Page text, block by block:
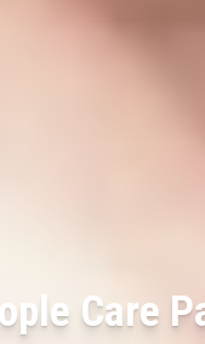
Care